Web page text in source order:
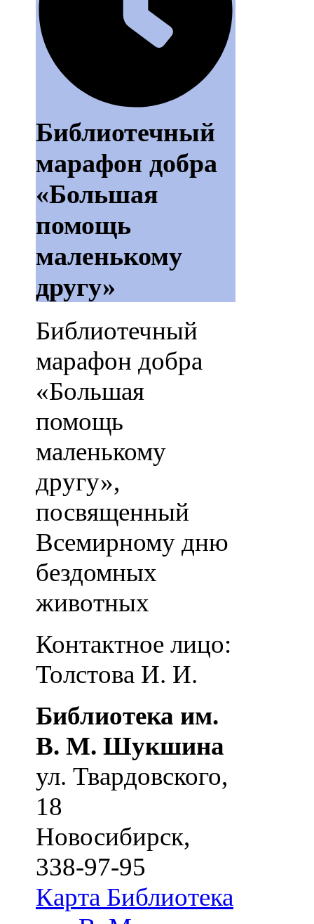
Библиотечный
марафон добра
«Большая
помощь
маленькому
другу»
Библиотечный
марафон добра
«Большая
помощь
маленькому
другу»,
посвященный
Всемирному дню
бездомных
животных
Контактное лицо:
Толстова И. И.
Библиотека им.
В. М. Шукшина
ул. Твардовского,
18
Новосибирск,
338-97-95
Карта Библиотека